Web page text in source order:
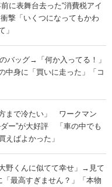
に表舞台去った“消費税アイ
撃「いくつになってもかわ
」
バッグ→「何か入ってる！」
身に「買いに走った」「コ
まで冷たい」 ワークマン
ー”が大好評 「車の中でも
えばよかった」
野くんに似てて幸せ」→見て
最高すぎません？」「本物